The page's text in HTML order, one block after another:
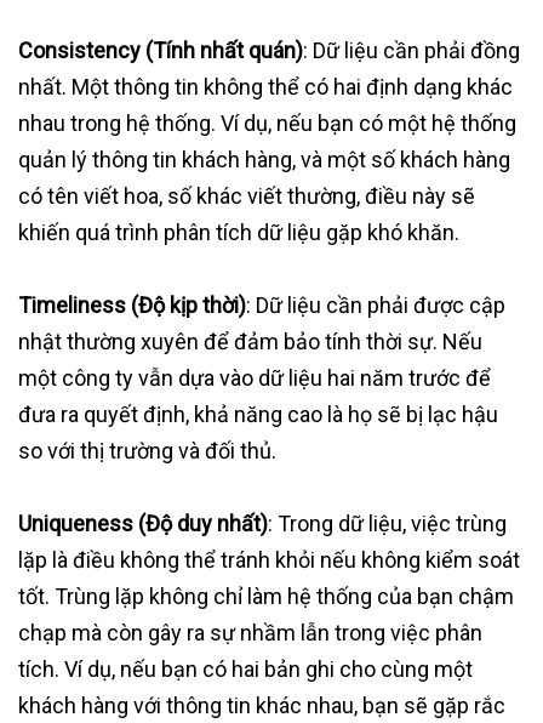
Consistency (Tính nhất quán): Dữ liệu cần phải đồng
nhất. Một thông tin không thể có hai định dạng khác
nhau trong hệ thống. Ví dụ, nếu bạn có một hệ thống
quản lý thông tin khách hàng, và một số khách hàng
có tên viết hoa, số khác viết thường, điều này sẽ
khiến quá trình phân tích dữ liệu gặp khó khăn.
Timeliness (Độ kịp thời): Dữ liệu cần phải được cập
nhật thường xuyên để đảm bảo tính thời sự. Nếu
một công ty vẫn dựa vào dữ liệu hai năm trước để
đưa ra quyết định, khả năng cao là họ sẽ bị lạc hậu
so với thị trường và đối thủ.
Uniqueness (Độ duy nhất): Trong dữ liệu, việc trùng
lặp là điều không thể tránh khỏi nếu không kiểm soát
tốt. Trùng lặp không chỉ làm hệ thống của bạn chậm
chạp mà còn gây ra sự nhầm lẫn trong việc phân
tích. Ví dụ, nếu bạn có hai bản ghi cho cùng một
khách hàng với thông tin khác nhau, bạn sẽ gặp rắc